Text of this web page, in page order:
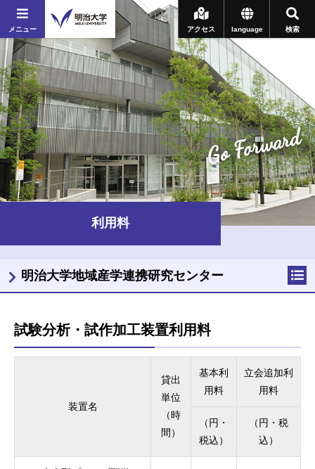
メニュー 検索
language
アクセス
Go Forward
利用料
試験分析・試作加工装置利用料
装置名
貸出
単位
（時
間）
基本利
用料
立会追加利
用料
（円・
税込）
（円・税
込）
明治大学地域産学連携研究センター